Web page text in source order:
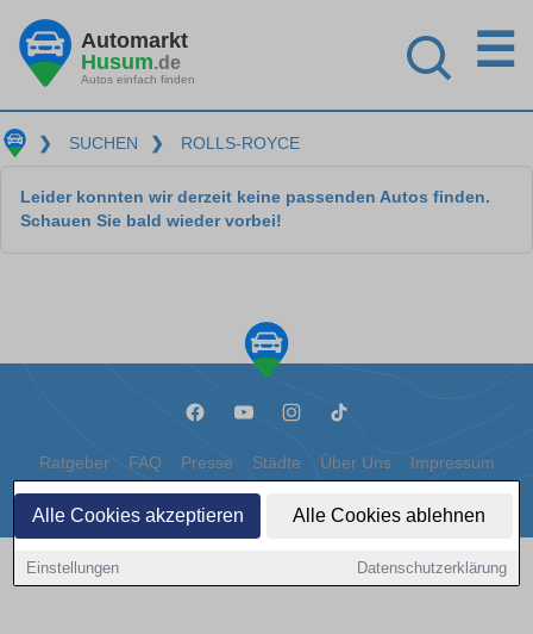
Alle Cookies akzeptieren Alle Cookies ablehnen
Einstellungen Datenschutzerklärung
Automarkt
Husum.de
Autos einfach finden
☰
❯ SUCHEN ❯ ROLLS-ROYCE
Leider konnten wir derzeit keine passenden Autos finden.
Schauen Sie bald wieder vorbei!
Ratgeber FAQ Presse Städte Über Uns Impressum
Datenschutz Cookies
Copyright © 2000 - 2026 | 1A Infosysteme GmbH | Content by: 1a-sites-autos